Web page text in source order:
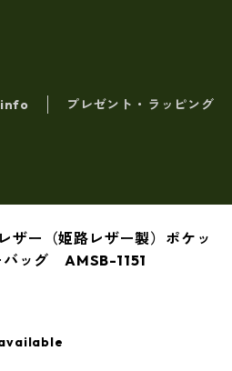
プレゼント・ラッピング
ザー（姫路レザー製）ポケッ
バッグ AMSB-1151